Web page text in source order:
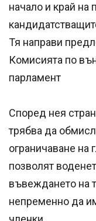
начало и край на
Тя направи
Комисията по
парламент
Според нея
трябва да
ограничаване на
позволят
въвеждането на
непременно да